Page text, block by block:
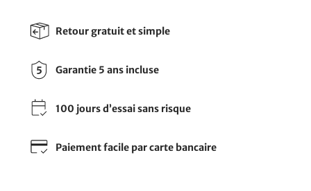
Retour gratuit et simple
Garantie 5 ans incluse
100 jours d’essai sans risque
Paiement facile par carte bancaire